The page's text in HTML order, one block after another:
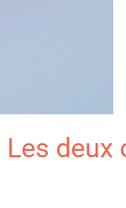
deux